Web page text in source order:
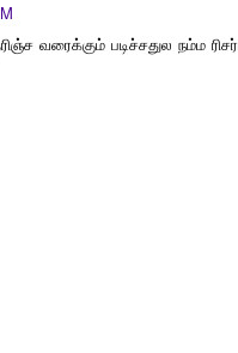
வரைக்கும் படிச்சதுல நம்ம